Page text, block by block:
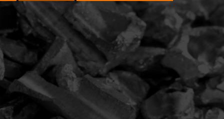
НА МЕТАЛЛОЛОМ
МЕДНЫХ РАДИАТОРОВ
ПРИЕМ ЛОМА ТИТАНА
Прием стружки титана
Прием титана ВТ 1-0
ПРИЕМ НИХРОМА НА ЛОМ
ПРИЕМ ОЛОВА
БАББИТ
Баббит Б-83
Баббит Б-16
ПРИЕМ ПРИПОЯ
ПРИЕМ ВОЛЬФРАМА
Прием вольфрамовой
ЛОМ МАГНИЯ
ПРИЕМ НИКЕЛЯ
ТВЕРДОСПЛАВЫ ВК-ТК
ЦЕНЫ НА ЦВЕТМЕТ